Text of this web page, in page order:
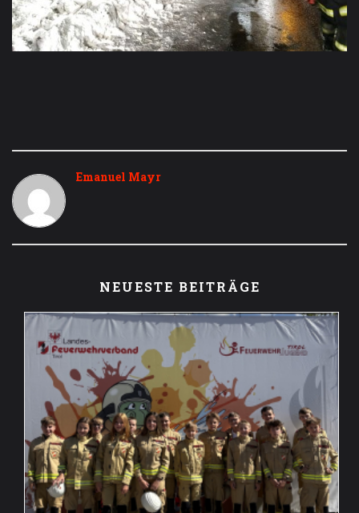
Emanuel Mayr
NEUESTE BEITRÄGE